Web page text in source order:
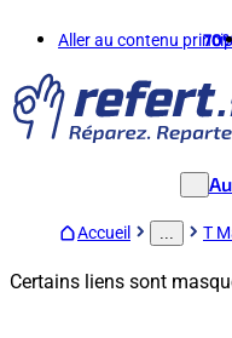
Aller au contenu
Accueil T
Certains liens sont